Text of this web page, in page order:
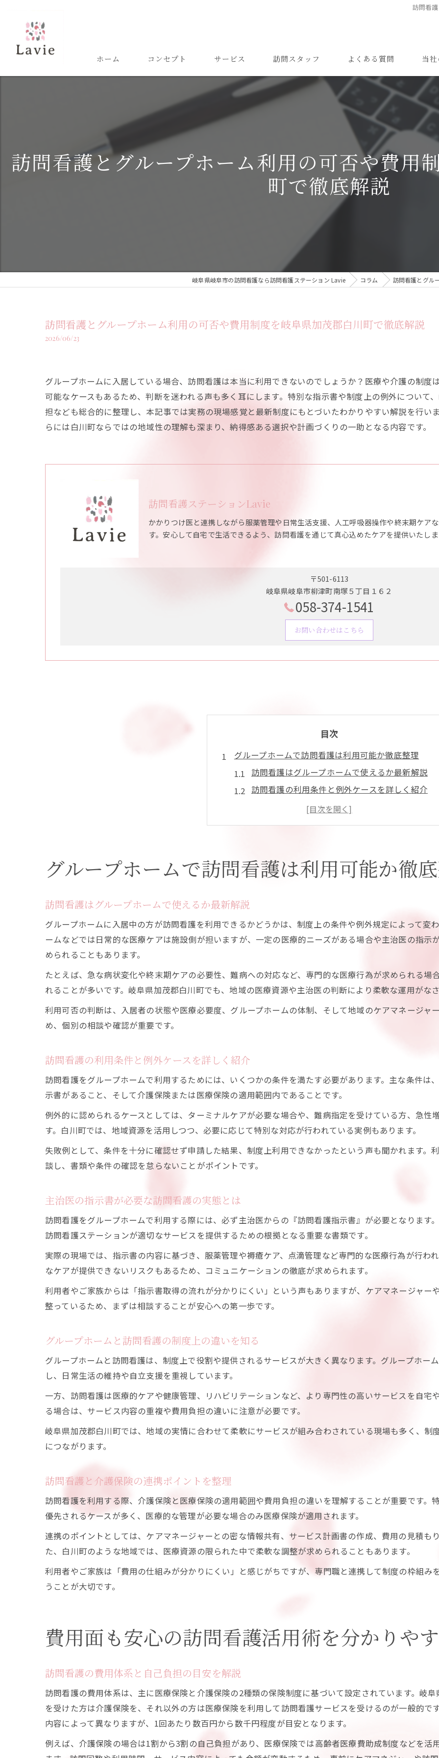
訪問看
ホーム コンセプト サービス 訪問スタッフ よくある質問 当
高齢者
難病
障がい
24時間
訪問看護とグループホーム利用の可否や費用
町で徹底解説
岐阜県岐阜市の訪問看護なら訪問看護ステーション Lavie コラム 訪問看護とグル
訪問看護とグループホーム利用の可否や費用制度を岐阜県加茂郡白川町で徹底解説
2026/06/23
グループホームに入居している場合、訪問看護は本当に利用できないのでしょうか？医療や介護の制度
可能なケースもあるため、判断を迷われる声も多く耳にします。特別な指示書や制度上の例外について
担なども総合的に整理し、本記事では実務の現場感覚と最新制度にもとづいたわかりやすい解説を行い
らには白川町ならではの地域性の理解も深まり、納得感ある選択や計画づくりの一助となる内容です。
訪問看護ステーションLavie
かかりつけ医と連携しながら服薬管理や日常生活支援、人工呼吸器操作や終末期ケア
す。安心して自宅で生活できるよう、訪問看護を通じて真心込めたケアを提供いたし
〒501-6113
岐阜県岐阜市柳津町南塚５丁目１６２
058-374-1541
お問い合わせはこちら
目次
グループホームで訪問看護は利用可能か徹底整理
訪問看護はグループホームで使えるか最新解説
訪問看護の利用条件と例外ケースを詳しく紹介
主治医の指示書が必要な訪問看護の実態とは
グループホームと訪問看護の制度上の違いを知る
費用面も安心の訪問看護活用術を分かりやすく解説
訪問看護の費用体系と自己負担の目安を解説
訪問看護の費用負担を減らす工夫と制度活用
訪問看護と他サービスの費用の違いを整理
訪問看護は自費だとどこまで負担が増えるか
訪問看護の自費利用時に知っておきたい注意点
訪問看護の自費負担と保険利用の違いを解説
特別指示書や例外利用条件のリアルを深掘り
訪問看護の特別指示書が必要な場面を解説
例外的に訪問看護が利用できる条件とは何か
訪問看護制度の例外認定の具体例を紹介
主治医による訪問看護指示の流れを分かりやすく
訪問看護利用における例外ケースの見極め方
白川町ならではの地域性と医療制度を知る
地域で訪問看護が果たす役割と実際の声
訪問看護と白川町の相談窓口の活用法
地域資源を活かした訪問看護の工夫事例
納得できる訪問看護選びのコツと計画づくり
訪問看護選びで押さえるべきチェックポイント
訪問看護の相談や見学時の質問例を紹介
訪問看護の計画づくりで失敗しないポイント
訪問看護利用の長期的な視点を持つために
グループホームで訪問看護は利用可能か徹
訪問看護はグループホームで使えるか最新解説
グループホームに入居中の方が訪問看護を利用できるかどうかは、制度上の条件や例外規定によって変
ームなどでは日常的な医療ケアは施設側が担いますが、一定の医療的ニーズがある場合や主治医の指示
められることもあります。
たとえば、急な病状変化や終末期ケアの必要性、難病への対応など、専門的な医療行為が求められる場
れることが多いです。岐阜県加茂郡白川町でも、地域の医療資源や主治医の判断により柔軟な運用がな
利用可否の判断は、入居者の状態や医療必要度、グループホームの体制、そして地域のケアマネージャ
め、個別の相談や確認が重要です。
訪問看護の利用条件と例外ケースを詳しく紹介
訪問看護をグループホームで利用するためには、いくつかの条件を満たす必要があります。主な条件は
示書があること、そして介護保険または医療保険の適用範囲内であることです。
例外的に認められるケースとしては、ターミナルケアが必要な場合や、難病指定を受けている方、急性
す。白川町では、地域資源を活用しつつ、必要に応じて特別な対応が行われている実例もあります。
失敗例として、条件を十分に確認せず申請した結果、制度上利用できなかったという声も聞かれます。
談し、書類や条件の確認を怠らないことがポイントです。
主治医の指示書が必要な訪問看護の実態とは
訪問看護をグループホームで利用する際には、必ず主治医からの『訪問看護指示書』が必要となります
訪問看護ステーションが適切なサービスを提供するための根拠となる重要な書類です。
実際の現場では、指示書の内容に基づき、服薬管理や褥瘡ケア、点滴管理など専門的な医療行為が行わ
なケアが提供できないリスクもあるため、コミュニケーションの徹底が求められます。
利用者やご家族からは「指示書取得の流れが分かりにくい」という声もありますが、ケアマネージャー
整っているため、まずは相談することが安心への第一歩です。
グループホームと訪問看護の制度上の違いを知る
グループホームと訪問看護は、制度上で役割や提供されるサービスが大きく異なります。グループホー
し、日常生活の維持や自立支援を重視しています。
一方、訪問看護は医療的ケアや健康管理、リハビリテーションなど、より専門性の高いサービスを自宅
る場合は、サービス内容の重複や費用負担の違いに注意が必要です。
岐阜県加茂郡白川町では、地域の実情に合わせて柔軟にサービスが組み合わされている現場も多く、
につながります。
訪問看護と介護保険の連携ポイントを整理
訪問看護を利用する際、介護保険と医療保険の適用範囲や費用負担の違いを理解することが重要です。
優先されるケースが多く、医療的な管理が必要な場合のみ医療保険が適用されます。
連携のポイントとしては、ケアマネージャーとの密な情報共有、サービス計画書の作成、費用の見積も
た、白川町のような地域では、医療資源の限られた中で柔軟な調整が求められることもあります。
利用者やご家族は「費用の仕組みが分かりにくい」と感じがちですが、専門職と連携して制度の枠組
うことが大切です。
費用面も安心の訪問看護活用術を分かりや
訪問看護の費用体系と自己負担の目安を解説
訪問看護の費用体系は、主に医療保険と介護保険の2種類の保険制度に基づいて設定されています。岐
を受けた方は介護保険を、それ以外の方は医療保険を利用して訪問看護サービスを受けるのが一般的で
内容によって異なりますが、1回あたり数百円から数千円程度が目安となります。
例えば、介護保険の場合は1割から3割の自己負担があり、医療保険では高齢者医療費助成制度などを